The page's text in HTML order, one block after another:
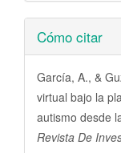
Detalles
del
artículo
Cómo citar
García, A., &
virtual bajo la
autismo desde
Revista De